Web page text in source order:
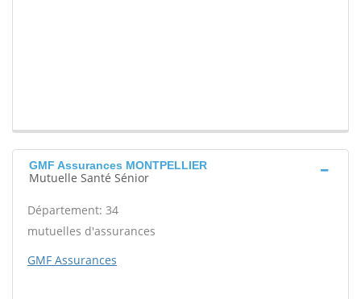
GMF Assurances MONTPELLIER
Mutuelle Santé Sénior
Département: 34
mutuelles d'assurances
GMF Assurances